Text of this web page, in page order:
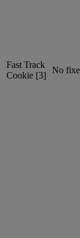
Fast Track
Cookie [3]
No